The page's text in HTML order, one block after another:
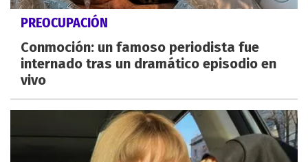
PREOCUPACIÓN
Conmoción: un famoso periodista fue
internado tras un dramático episodio en
vivo